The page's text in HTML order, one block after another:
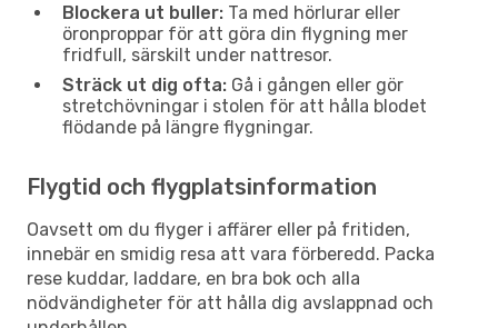
Blockera ut buller: Ta med hörlurar eller
öronproppar för att göra din flygning mer
fridfull, särskilt under nattresor.
Sträck ut dig ofta: Gå i gången eller gör
stretchövningar i stolen för att hålla blodet
flödande på längre flygningar.
Flygtid och flygplatsinformation
Oavsett om du flyger i affärer eller på fritiden,
innebär en smidig resa att vara förberedd. Packa
rese kuddar, laddare, en bra bok och alla
nödvändigheter för att hålla dig avslappnad och